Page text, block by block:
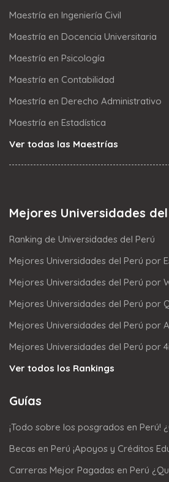
Maestría en Ingeniería Civil
Maestría en Docencia Universitaria
Maestría en Psicología
Maestría en Contabilidad
Maestría en Derecho Administrativo
Maestría en Estadística
Ver todas las Maestrías
Mejores Universidades
Ranking de Universidades del Perú
Mejores Universidades del Perú por
Mejores Universidades del Perú por
Mejores Universidades del Perú por
Mejores Universidades del Perú por
Mejores Universidades del Perú por
Ver todos los Rankings
Guías
¡Todo sobre los posgrados en Perú!
Becas en Perú ¡Apoyos y Créditos
Carreras Mejor Pagadas en Perú